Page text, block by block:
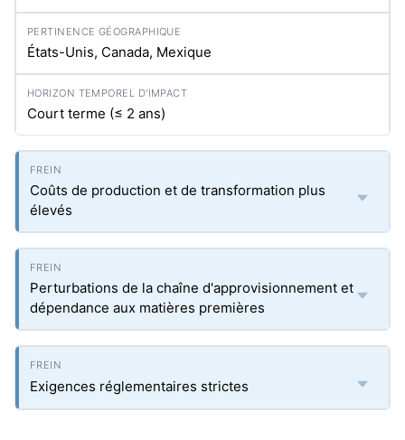
États-Unis, Canada, Mexique
Court terme (≤ 2 ans)
Coûts de production et de transformation plus
élevés
Perturbations de la chaîne d'approvisionnement et
dépendance aux matières premières
Exigences réglementaires strictes